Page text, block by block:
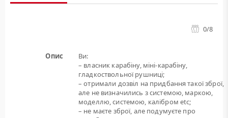
0/8
Опис
Ви:
– власник карабіну, міні-карабіну,
гладкоствольної рушниці;
– отримали дозвіл на придбання такої зброї,
але не визначились з системою, маркою,
моделлю, системою, калібром etc;
– не маєте зброї, але подумуєте про